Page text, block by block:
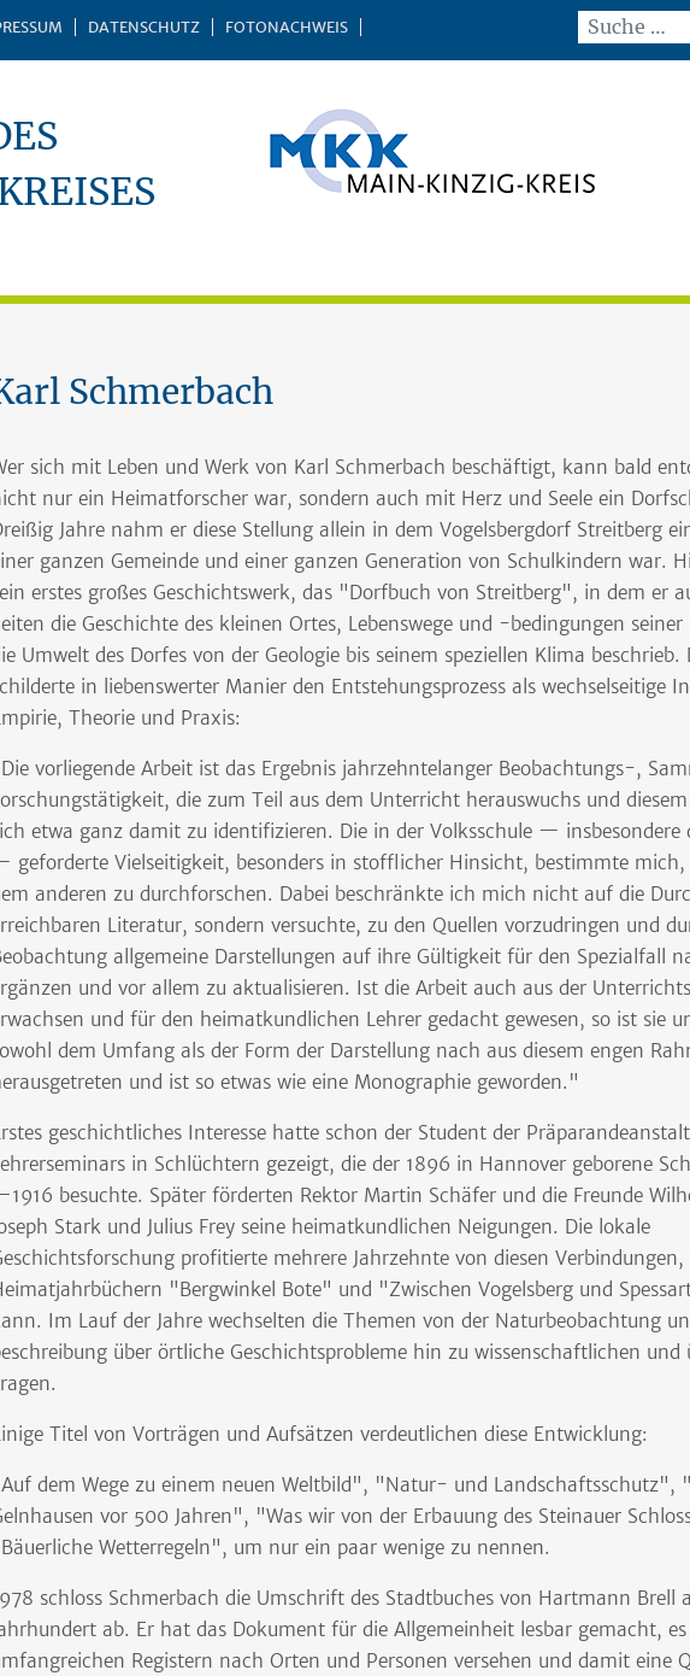
DATENSCHUTZ FOTONACHWEIS
Schmerbach
sich mit Leben und Werk von Karl Schmerbach beschäftigt, kann bald
nur ein Heimatforscher war, sondern auch mit Herz und Seele ein
Jahre nahm er diese Stellung allein in dem Vogelsbergdorf Streitberg
ganzen Gemeinde und einer ganzen Generation von Schulkindern war.
erstes großes Geschichtswerk, das "Dorfbuch von Streitberg", in dem er
die Geschichte des kleinen Ortes, Lebenswege und -bedingungen seiner
Umwelt des Dorfes von der Geologie bis seinem speziellen Klima beschrieb.
in liebenswerter Manier den Entstehungsprozess als wechselseitige
Theorie und Praxis:
vorliegende Arbeit ist das Ergebnis jahrzehntelanger Beobachtungs-,
die zum Teil aus dem Unterricht herauswuchs und
etwa ganz damit zu identifizieren. Die in der Volksschule — insbesondere
geforderte Vielseitigkeit, besonders in stofflicher Hinsicht, bestimmte mich,
anderen zu durchforschen. Dabei beschränkte ich mich nicht auf die
Literatur, sondern versuchte, zu den Quellen vorzudringen und
allgemeine Darstellungen auf ihre Gültigkeit für den Spezialfall
und vor allem zu aktualisieren. Ist die Arbeit auch aus der
und für den heimatkundlichen Lehrer gedacht gewesen, so ist sie
dem Umfang als der Form der Darstellung nach aus diesem engen
und ist so etwas wie eine Monographie geworden."
geschichtliches Interesse hatte schon der Student der
in Schlüchtern gezeigt, die der 1896 in Hannover geborene
besuchte. Später förderten Rektor Martin Schäfer und die Freunde
Stark und Julius Frey seine heimatkundlichen Neigungen. Die lokale
profitierte mehrere Jahrzehnte von diesen
"Bergwinkel Bote" und "Zwischen Vogelsberg und
Im Lauf der Jahre wechselten die Themen von der Naturbeobachtung
über örtliche Geschichtsprobleme hin zu wissenschaftlichen und
Titel von Vorträgen und Aufsätzen verdeutlichen diese Entwicklung:
dem Wege zu einem neuen Weltbild", "Natur- und Landschaftsschutz",
vor 500 Jahren", "Was wir von der Erbauung des Steinauer
Wetterregeln", um nur ein paar wenige zu nennen.
schloss Schmerbach die Umschrift des Stadtbuches von Hartmann Brell
ab. Er hat das Dokument für die Allgemeinheit lesbar gemacht,
Registern nach Orten und Personen versehen und damit eine